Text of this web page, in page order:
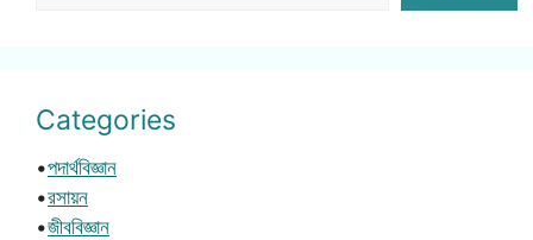
Categories
•পদার্থবিজ্ঞান
•রসায়ন
•জীববিজ্ঞান